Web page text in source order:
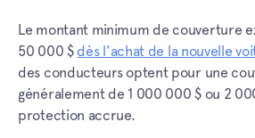
Le montant minimum de couverture
50 000 $ dès l'achat de la nouvelle
des conducteurs optent pour une
généralement de 1 000 000 $ ou 2
protection accrue.